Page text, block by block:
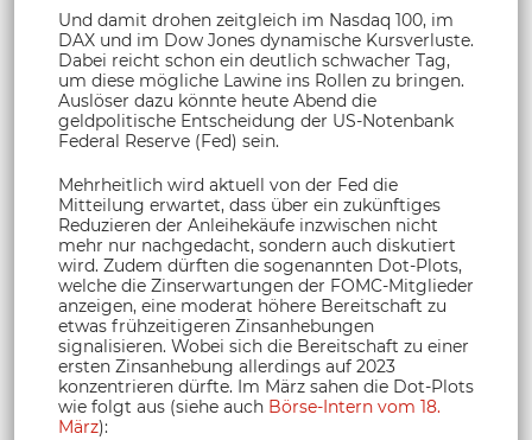
Und damit drohen zeitgleich im Nasdaq 100, im
DAX und im Dow Jones dynamische Kursverluste.
Dabei reicht schon ein deutlich schwacher Tag,
um diese mögliche Lawine ins Rollen zu bringen.
Auslöser dazu könnte heute Abend die
geldpolitische Entscheidung der US-Notenbank
Federal Reserve (Fed) sein.
Mehrheitlich wird aktuell von der Fed die
Mitteilung erwartet, dass über ein zukünftiges
Reduzieren der Anleihekäufe inzwischen nicht
mehr nur nachgedacht, sondern auch diskutiert
wird. Zudem dürften die sogenannten Dot-Plots,
welche die Zinserwartungen der FOMC-Mitglieder
anzeigen, eine moderat höhere Bereitschaft zu
etwas frühzeitigeren Zinsanhebungen
signalisieren. Wobei sich die Bereitschaft zu einer
ersten Zinsanhebung allerdings auf 2023
konzentrieren dürfte. Im März sahen die Dot-Plots
wie folgt aus (siehe auch Börse-Intern vom 18.
März):